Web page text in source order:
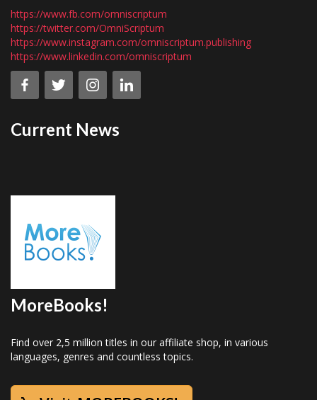
https://www.fb.com/omniscriptum
https://twitter.com/OmniScriptum
https://www.instagram.com/omniscriptum.publishing
https://www.linkedin.com/omniscriptum
Current News
MoreBooks!
Find over 2,5 million titles in our affiliate shop, in various
languages, genres and countless topics.